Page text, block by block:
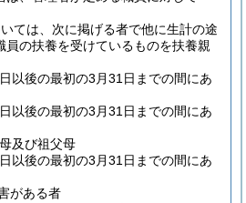
ては、次に掲げる者で他に生計の途
員の扶養を受けているものを扶養親
以後の最初の3月31日までの間にあ
以後の最初の3月31日までの間にあ
及び祖父母
以後の最初の3月31日までの間にあ
がある者